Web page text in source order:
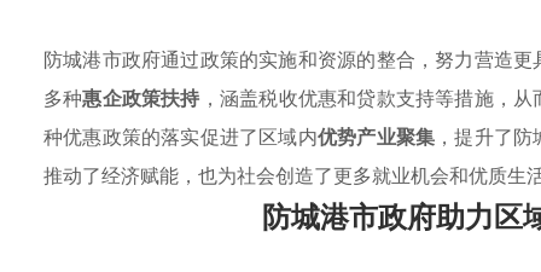
防城港市政府通过政策的实施和资源的整合，努力营造更
多种惠企政策扶持 ，涵盖税收优惠和贷款支持等措施，
种优惠政策的落实促进了区域内优势产业聚集 ，提升了
推动了经济赋能，也为社会创造了更多就业机会和优质生
防城港市政府助力区